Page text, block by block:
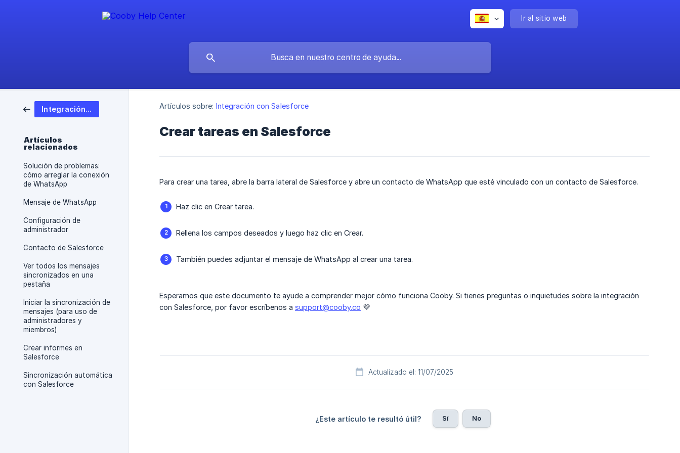
Ir al sitio web
Integración con Salesforce
Artículos
relacionados
Solución de problemas:
cómo arreglar la conexión
de WhatsApp
Mensaje de WhatsApp
Configuración de
administrador
Contacto de Salesforce
Ver todos los mensajes
sincronizados en una
pestaña
Iniciar la sincronización de
mensajes (para uso de
administradores y
miembros)
Crear informes en
Salesforce
Sincronización automática
con Salesforce
Artículos sobre: Integración con Salesforce
Crear tareas en Salesforce
Para crear una tarea, abre la barra lateral de Salesforce y abre un contacto de WhatsApp que esté vinculado con un contacto de Salesforce.
Haz clic en Crear tarea.
Rellena los campos deseados y luego haz clic en Crear.
También puedes adjuntar el mensaje de WhatsApp al crear una tarea.
Esperamos que este documento te ayude a comprender mejor cómo funciona Cooby. Si tienes preguntas o inquietudes sobre la integración
con Salesforce, por favor escríbenos a support@cooby.co 💜
Actualizado el: 11/07/2025
¿Este artículo te resultó útil? Sí No